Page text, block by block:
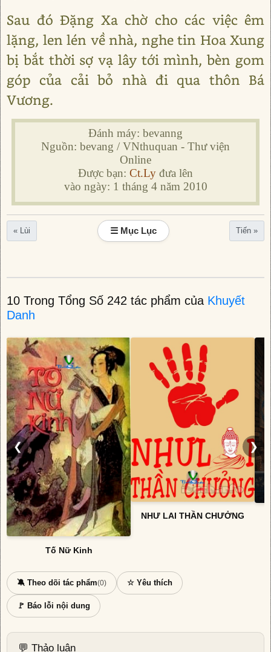
Sau đó Đặng Xa chờ cho các việc êm
lặng, len lén về nhà, nghe tin Hoa Xung
bị bắt thời sợ vạ lây tới mình, bèn gom
góp của cải bỏ nhà đi qua thôn Bá
Vương.
Đánh máy: bevanng
Nguồn: bevang / VNthuquan - Thư viện
Online
Được bạn: Ct.Ly đưa lên
vào ngày: 1 tháng 4 năm 2010
« Lùi ☰ Mục Lục Tiến »
10 Trong Tổng Số 242 tác phẩm của Khuyết
Danh
❮
Tố Nữ Kinh
NHƯ LAI THẦN CHƯỞNG
❯
🔕 Theo dõi tác phẩm(0) ☆ Yêu thích
🚩 Báo lỗi nội dung
💬 Thảo luận